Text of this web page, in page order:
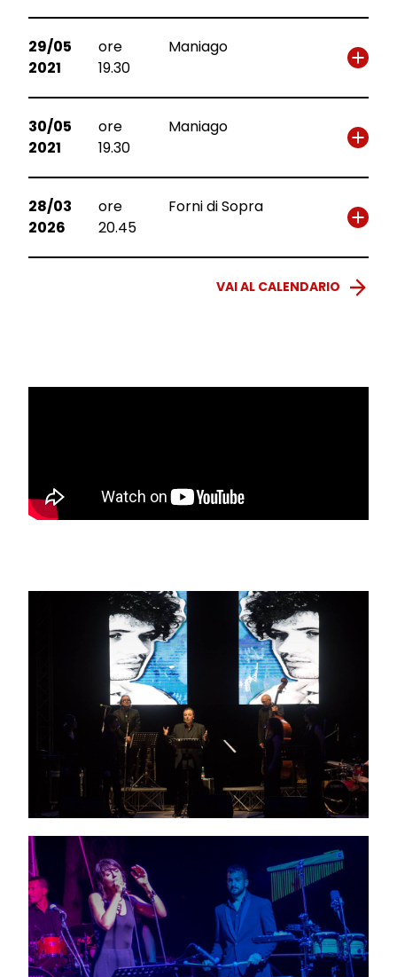
29/05
2021
ore
19.30
Maniago
30/05
2021
ore
19.30
Maniago
28/03
2026
ore
20.45
Forni di Sopra
VAI AL CALENDARIO